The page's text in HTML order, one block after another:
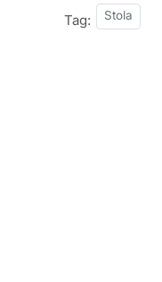
Tag: Stola